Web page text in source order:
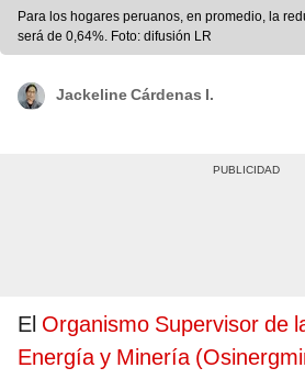
Para los hogares peruanos, en promedio, la
será de 0,64%. Foto: difusión LR
Jackeline Cárdenas I.
El Organismo Supervisor de
Energía y Minería